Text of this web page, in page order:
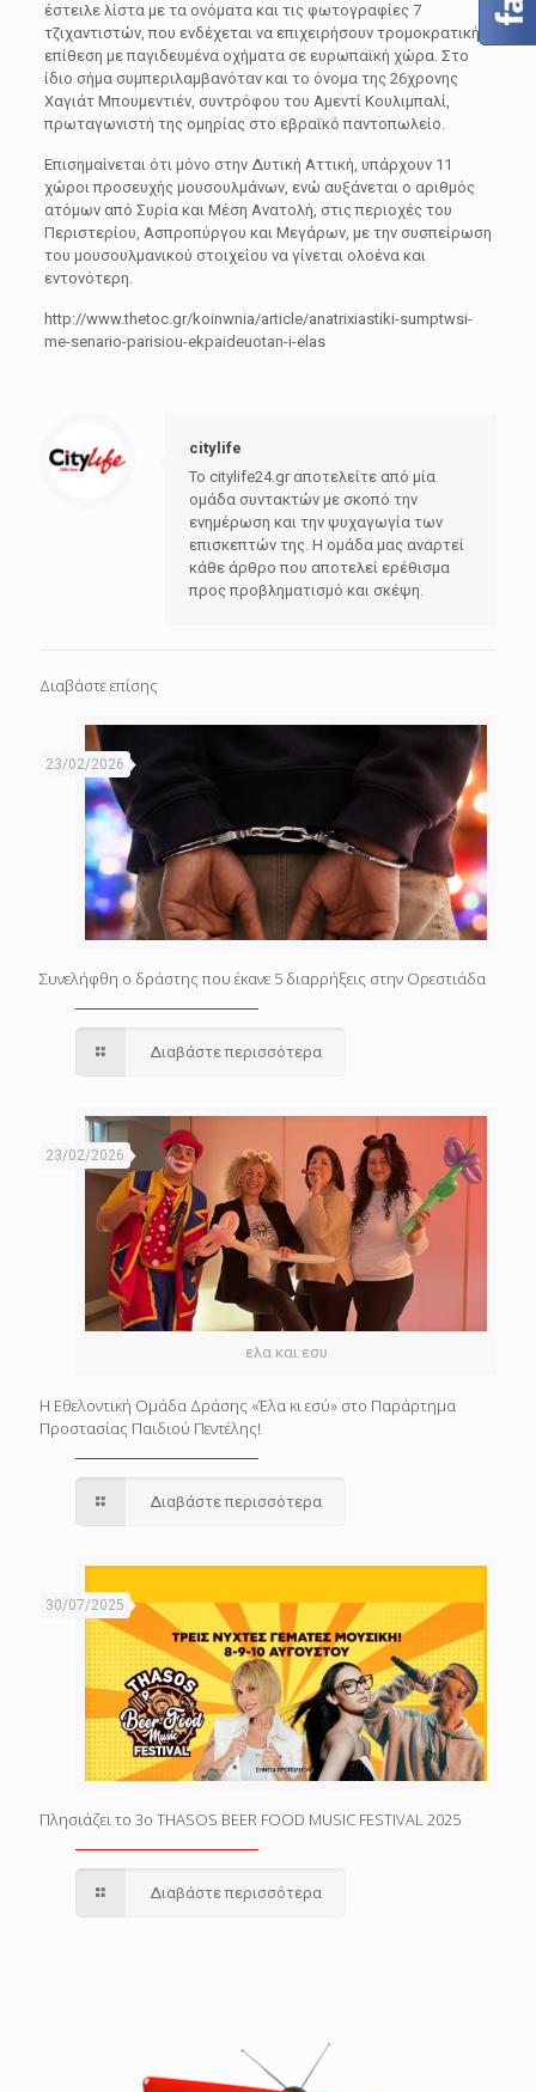
έστειλε λίστα με τα ονόματα και τις φωτογραφίες 7
τζιχαντιστών, που ενδέχεται να επιχειρήσουν τρομοκρατική
επίθεση με παγιδευμένα οχήματα σε ευρωπαϊκή χώρα. Στο
ίδιο σήμα συμπεριλαμβανόταν και το όνομα της 26χρονης
Χαγιάτ Μπουμεντιέν, συντρόφου του Αμεντί Κουλιμπαλί,
πρωταγωνιστή της ομηρίας στο εβραϊκό παντοπωλείο.
Επισημαίνεται ότι μόνο στην Δυτική Αττική, υπάρχουν 11
χώροι προσευχής μουσουλμάνων, ενώ αυξάνεται ο αριθμός
ατόμων από Συρία και Μέση Ανατολή, στις περιοχές του
Περιστερίου, Ασπροπύργου και Μεγάρων, με την συσπείρωση
του μουσουλμανικού στοιχείου να γίνεται ολοένα και
εντονότερη.
http://www.thetoc.gr/koinwnia/article/anatrixiastiki-sumptwsi-
me-senario-parisiou-ekpaideuotan-i-elas
citylife
Το citylife24.gr αποτελείτε από μία
ομάδα συντακτών με σκοπό την
ενημέρωση και την ψυχαγωγία των
επισκεπτών της. Η ομάδα μας αναρτεί
κάθε άρθρο που αποτελεί ερέθισμα
προς προβληματισμό και σκέψη.
Διαβάστε επίσης
23/02/2026
Συνελήφθη ο δράστης που έκανε 5 διαρρήξεις στην Ορεστιάδα
Διαβάστε περισσότερα
ελα και εσυ
23/02/2026
Η Εθελοντική Ομάδα Δράσης «Έλα κι εσύ» στο Παράρτημα
Προστασίας Παιδιού Πεντέλης!
Διαβάστε περισσότερα
30/07/2025
Πλησιάζει το 3o THASOS BEER FOOD MUSIC FESTIVAL 2025
Διαβάστε περισσότερα